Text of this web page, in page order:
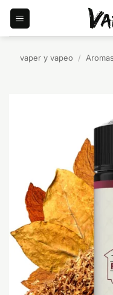
Saltar
contenido
vaper y vapeo /